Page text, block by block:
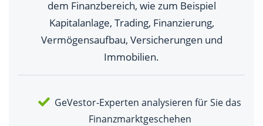
dem Finanzbereich, wie zum Beispiel
Kapitalanlage, Trading, Finanzierung,
Vermögensaufbau, Versicherungen und
Immobilien.
GeVestor-Experten analysieren für Sie das
Finanzmarktgeschehen